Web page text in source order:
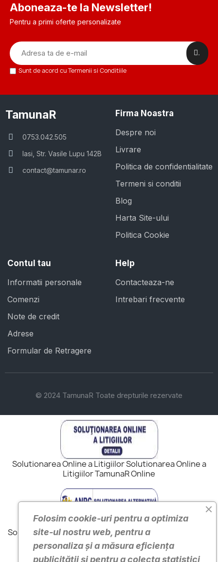
Aboneaza-te la Newsletter!
Pentru a primi oferte personalizate
.
Sunt de acord cu Termenii si Conditiile
TamunaR
0753.042.505
Iasi, Str. Vasile Lupu 142B
contact@tamunar.ro
Firma Noastra
Despre noi
Livrare
Politica de confidentialitate
Termeni si conditii
Blog
Harta Site-ului
Politica Cookie
Contul tau
Informatii personale
Comenzi
Note de credit
Adrese
Formular de Retragere
Help
Contacteaza-ne
Intrebari frecvente
© 2024 TamunaR Toate drepturile rezervate
Solutionarea Online a Litigiilor Solutionarea Online a
Litigiilor TamunaR Online
Solutionarea Alternativa a Litigiilor ANPC Solutionarea
Alternativa a Litigiilor TamunaR
Folosim cookie-uri pentru a optimiza
site-ul nostru web, pentru a
personaliza și a măsura eficiența
publicității și pentru a colecta statistici